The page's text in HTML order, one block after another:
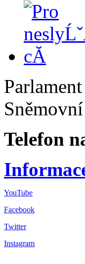
Telefon
YouTube
Facebook
Twitter
Instagram